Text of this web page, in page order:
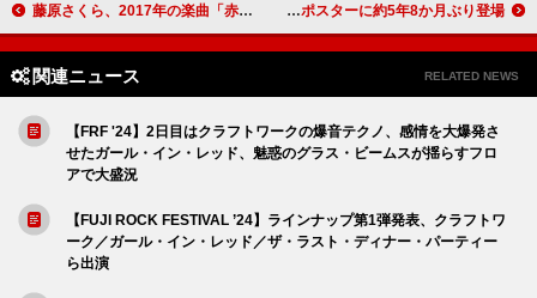
藤原さくら、2017年の楽曲「赤」新MV公開 朝ドラ『虎に翼』の川床明日香＆ジュノンボーイ渡邉多緒が出演 マカロニえんぴつ、タワレコ「NO MUSIC, NO LIFE.」ポスターに約5年8か月ぶり登場
関連ニュース RELATED NEWS
【FRF '24】2日目はクラフトワークの爆音テクノ、感情を大爆発さ
せたガール・イン・レッド、魅惑のグラス・ビームスが揺らすフロ
アで大盛況
【FUJI ROCK FESTIVAL ’24】ラインナップ第1弾発表、クラフトワ
ーク／ガール・イン・レッド／ザ・ラスト・ディナー・パーティー
ら出演